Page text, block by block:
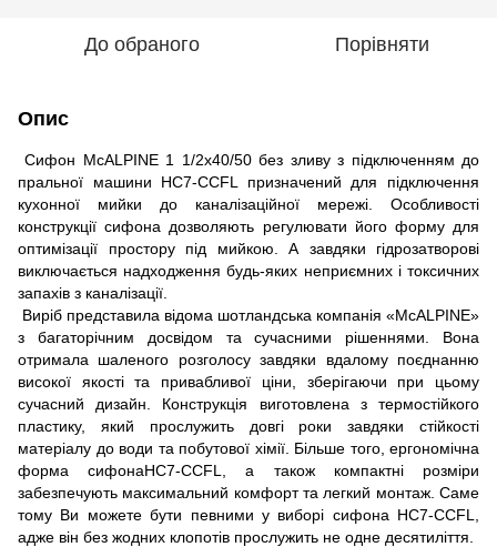
До обраного Порівняти
Опис
Сифон McALPINE 1 1/2х40/50 без зливу з підключенням до
пральної машини HC7-CCFL призначений для підключення
кухонної мийки до каналізаційної мережі. Особливості
конструкції сифона дозволяють регулювати його форму для
оптимізації простору під мийкою. А завдяки гідрозатворові
виключається надходження будь-яких неприємних і токсичних
запахів з каналізації.
Виріб представила відома шотландська компанія «McALPINE»
з багаторічним досвідом та сучасними рішеннями. Вона
отримала шаленого розголосу завдяки вдалому поєднанню
високої якості та привабливої ціни, зберігаючи при цьому
сучасний дизайн. Конструкція виготовлена з термостійкого
пластику, який прослужить довгі роки завдяки стійкості
матеріалу до води та побутової хімії. Більше того, ергономічна
форма сифонаHC7-CCFL, а також компактні розміри
забезпечують максимальний комфорт та легкий монтаж. Саме
тому Ви можете бути певними у виборі сифона HC7-CCFL,
адже він без жодних клопотів прослужить не одне десятиліття.